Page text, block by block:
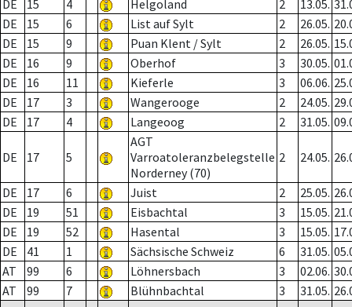
DE
15 4 Helgoland 2 13.05.
DE
15 6 List auf Sylt 2 26.05.
DE
15 9 Puan Klent / Sylt 2 26.05.
DE
16 9 Oberhof 3 30.05.
DE
16 11 Kieferle 3 06.06.
DE
17 3 Wangerooge 2 24.05.
DE
17 4 Langeoog 2 31.05.
DE 17 5
AGT
Varroatoleranzbelegstelle
Norderney (70)
2 24.05.
DE 17 6 Juist 2 25.05.
DE
19 51 Eisbachtal 3 15.05.
DE
19 52 Hasental 3 15.05.
DE
41 1 Sächsische Schweiz 6 31.05.
AT
99 6 Löhnersbach 3 02.06.
AT
99 7 Blühnbachtal 3 31.05.